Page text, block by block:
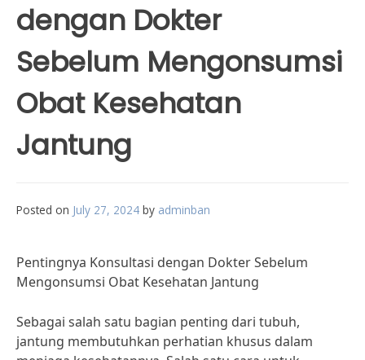
dengan Dokter
Sebelum Mengonsumsi
Obat Kesehatan
Jantung
Posted on July 27, 2024 by adminban
Pentingnya Konsultasi dengan Dokter Sebelum
Mengonsumsi Obat Kesehatan Jantung
Sebagai salah satu bagian penting dari tubuh,
jantung membutuhkan perhatian khusus dalam